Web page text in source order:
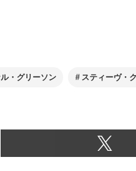
ル・グリーソン スティーヴ・